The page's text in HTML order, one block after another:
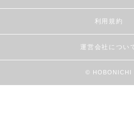
利用規約
運営会社につい
© HOBONICHI